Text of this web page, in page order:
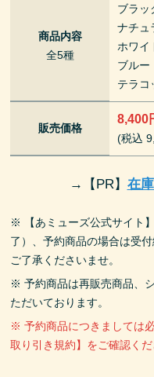
商品内容
全5種
ブラッ
ナチュ
ホワイ
ブルー
テラコ
販売価格
8,400
(税込
→ 【PR】 在
※ 【あミューズ公式サイト
了）、予約商品の場合は受
ご了承くださいませ。
※ 予約商品は再販売商品、
ただいております。
※ 予約商品につきましては
取り引き規約】をご確認く